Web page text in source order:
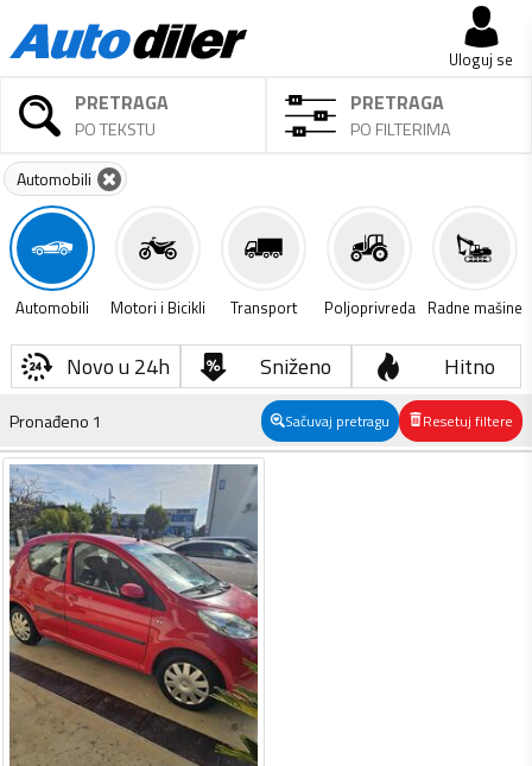
Uloguj se
PRETRAGA
PO TEKSTU
PRETRAGA
PO FILTERIMA
Automobili
Automobili Motori i Bicikli Transport Poljoprivreda Radne mašine
Novo u 24h Sniženo Hitno
Pronađeno 1 Sačuvaj pretragu Resetuj filtere